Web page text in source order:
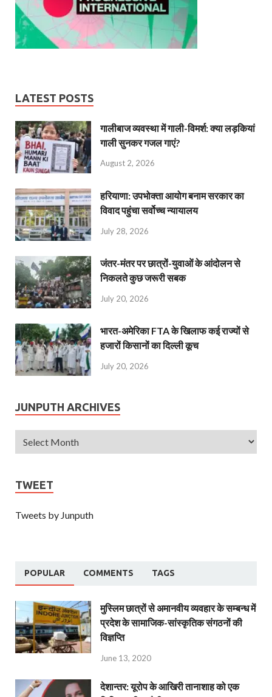
LATEST POSTS
गालीबाज व्‍यवस्‍था में गाली-विमर्श: क्या लड़कियां
गाली सुनकर गजल गाएं?
August 2, 2026
हरियाणा: उपभोक्ता आयोग बनाम सरकार का
विवाद पहुंचा सर्वोच्च न्यायालय
July 28, 2026
जंतर-मंतर पर छात्रों-युवाओं के आंदोलन से
निकलते कुछ जरूरी सबक
July 20, 2026
भारत-अमेरिका FTA के खिलाफ कई राज्यों से
हजारों किसानों का दिल्ली कूच
July 20, 2026
JUNPUTH ARCHIVES
TWEET
Tweets by Junputh
POPULAR COMMENTS TAGS
मुस्लिम छात्रों से अमानवीय व्यवहार के सम्बन्ध में
प्रदेश के सामाजिक-सांस्कृतिक संगठनों की
विज्ञप्ति
June 13, 2020
देशान्‍तर: यूरोप के आखिरी तानाशाह को एक